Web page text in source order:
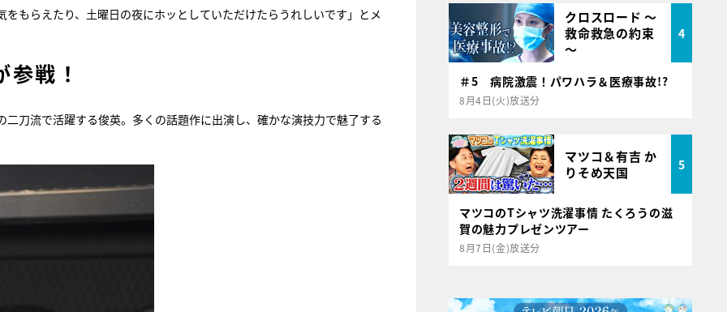
もらえたり、土曜日の夜にホッとしていただけたらうれしいです」とメ
戦！
刀流で活躍する俊英。多くの話題作に出演し、確かな演技力で魅了する
クロスロード ～
救命救急の約束
～
4
＃5 病院激震！パワハラ＆医療事故!?
8月4日(火)放送分
マツコ＆有吉 か
りそめ天国
5
マツコのTシャツ洗濯事情 たくろうの滋
賀の魅力プレゼンツアー
8月7日(金)放送分